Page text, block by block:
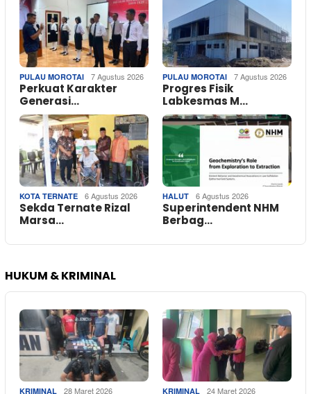
PULAU MOROTAI 7 Agustus 2026
Perkuat Karakter
Generasi…
PULAU MOROTAI 7 Agustus 2026
Progres Fisik
Labkesmas M…
KOTA TERNATE 6 Agustus 2026
Sekda Ternate Rizal
Marsa…
HALUT 6 Agustus 2026
Superintendent NHM
Berbag…
HUKUM & KRIMINAL
KRIMINAL 28 Maret 2026 KRIMINAL 24 Maret 2026